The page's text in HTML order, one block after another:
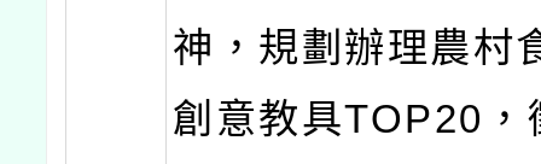
神，規劃辦理農村
創意教具TOP20，